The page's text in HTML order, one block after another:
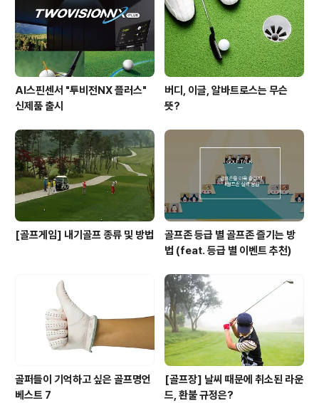
손목은 이렇게, 발은 이렇게, 머리는 이렇게 등등 지켜야할
부분이 많지..
AI스핀센서 "투비전NX 플러스"
신제품 출시
버디, 이글, 알바트로스는 무슨
뜻?
[골프게임] 내기골프 종류 및 방법
골프존 등급 별 골프존 즐기는 방
법 (feat. 등급 별 이벤트 추천)
골퍼들이 기억하고 싶은 골프명언
베스트 7
[골프장] 날씨 때문에 취소된 라운
드, 환불 규정은?